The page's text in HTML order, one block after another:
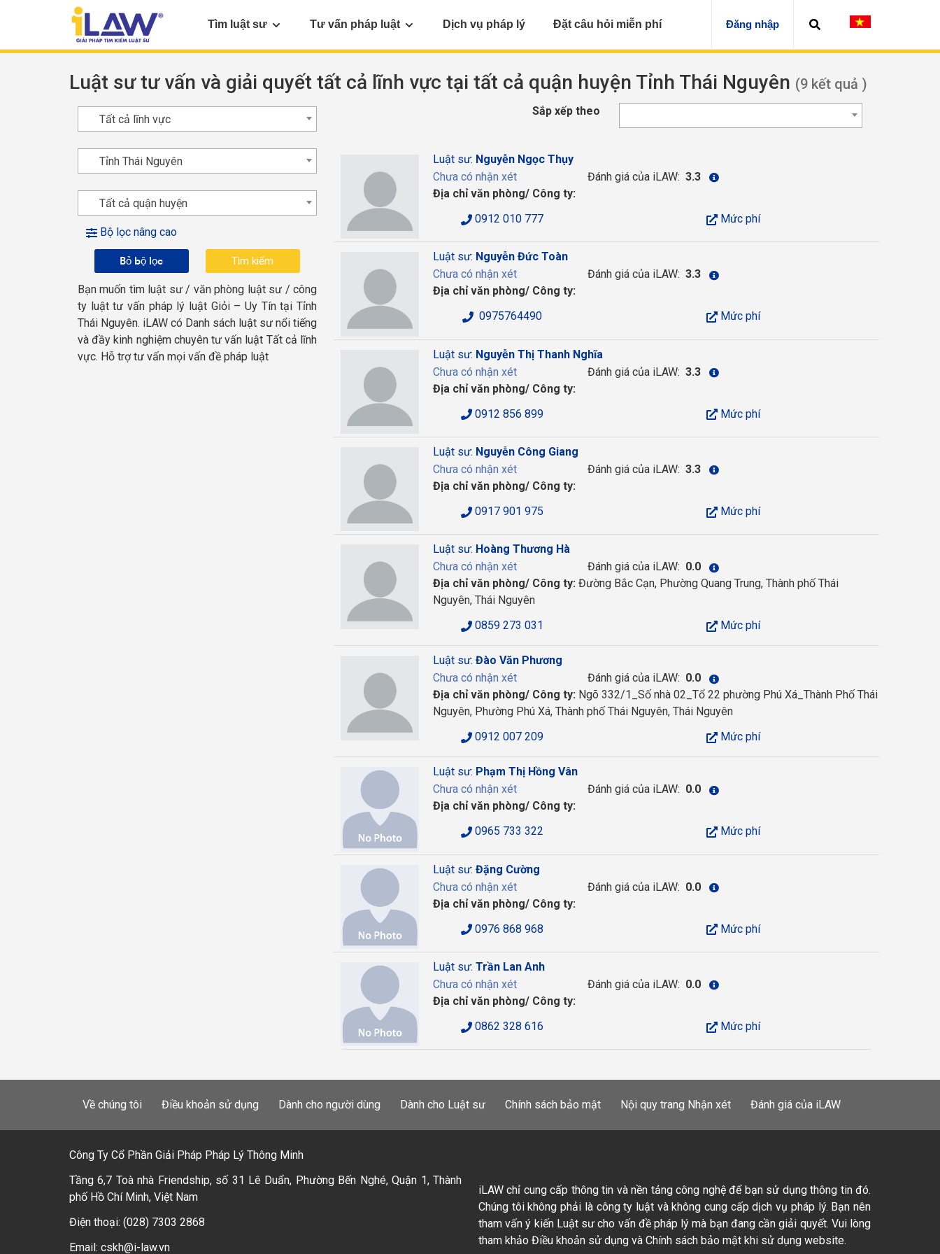
Tìm luật sư Tư vấn pháp luật Dịch vụ pháp lý Đặt câu hỏi miễn phí Đăng nhập
Luật sư tư vấn và giải quyết tất cả lĩnh vực tại tất cả quận huyện Tỉnh Thái Nguyên (9 kết quả )
Sắp xếp theo
Tất cả lĩnh vực
Tỉnh Thái Nguyên
Tất cả quận huyện
Bộ lọc nâng cao
Bỏ bộ lọc
Bạn muốn tìm luật sư / văn phòng luật sư / công
ty luật tư vấn pháp lý luật Giỏi – Uy Tín tại Tỉnh
Thái Nguyên. iLAW có Danh sách luật sư nổi tiếng
và đầy kinh nghiệm chuyên tư vấn luật Tất cả lĩnh
vực. Hỗ trợ tư vấn mọi vấn đề pháp luật
Luật sư: Nguyễn Ngọc Thụy
Chưa có nhận xét
Đánh giá của iLAW: 3.3
Địa chỉ văn phòng/ Công ty:
0912 010 777
Mức phí
Luật sư: Nguyễn Đức Toàn
Chưa có nhận xét
Đánh giá của iLAW: 3.3
Địa chỉ văn phòng/ Công ty:
0975764490
Mức phí
Luật sư: Nguyễn Thị Thanh Nghĩa
Chưa có nhận xét
Đánh giá của iLAW: 3.3
Địa chỉ văn phòng/ Công ty:
0912 856 899
Mức phí
Luật sư: Nguyễn Công Giang
Chưa có nhận xét
Đánh giá của iLAW: 3.3
Địa chỉ văn phòng/ Công ty:
0917 901 975
Mức phí
Luật sư: Hoàng Thương Hà
Chưa có nhận xét
Đánh giá của iLAW: 0.0
Địa chỉ văn phòng/ Công ty: Đường Bắc Cạn, Phường Quang Trung, Thành phố Thái
Nguyên, Thái Nguyên
0859 273 031
Mức phí
Luật sư: Đào Văn Phương
Chưa có nhận xét
Đánh giá của iLAW: 0.0
Địa chỉ văn phòng/ Công ty: Ngõ 332/1_Số nhà 02_Tổ 22 phường Phú Xá_Thành Phố Thái
Nguyên, Phường Phú Xá, Thành phố Thái Nguyên, Thái Nguyên
0912 007 209
Mức phí
Luật sư: Phạm Thị Hồng Vân
Chưa có nhận xét
Đánh giá của iLAW: 0.0
Địa chỉ văn phòng/ Công ty:
0965 733 322
Mức phí
Luật sư: Đặng Cường
Chưa có nhận xét
Đánh giá của iLAW: 0.0
Địa chỉ văn phòng/ Công ty:
0976 868 968
Mức phí
Luật sư: Trần Lan Anh
Chưa có nhận xét
Đánh giá của iLAW: 0.0
Địa chỉ văn phòng/ Công ty:
0862 328 616
Mức phí
Về chúng tôi Điều khoản sử dụng Dành cho người dùng Dành cho Luật sư Chính sách bảo mật Nội quy trang Nhận xét Đánh giá của iLAW
Công Ty Cổ Phần Giải Pháp Pháp Lý Thông Minh
Tầng 6,7 Toà nhà Friendship, số 31 Lê Duẩn, Phường Bến Nghé, Quận 1, Thành
phố Hồ Chí Minh, Việt Nam
Điện thoại: (028) 7303 2868
Email: cskh@i-law.vn
iLAW chỉ cung cấp thông tin và nền tảng công nghệ để bạn sử dụng thông tin đó.
Chúng tôi không phải là công ty luật và không cung cấp dịch vụ pháp lý. Bạn nên
tham vấn ý kiến Luật sư cho vấn đề pháp lý mà bạn đang cần giải quyết. Vui lòng
tham khảo Điều khoản sử dụng và Chính sách bảo mật khi sử dụng website.